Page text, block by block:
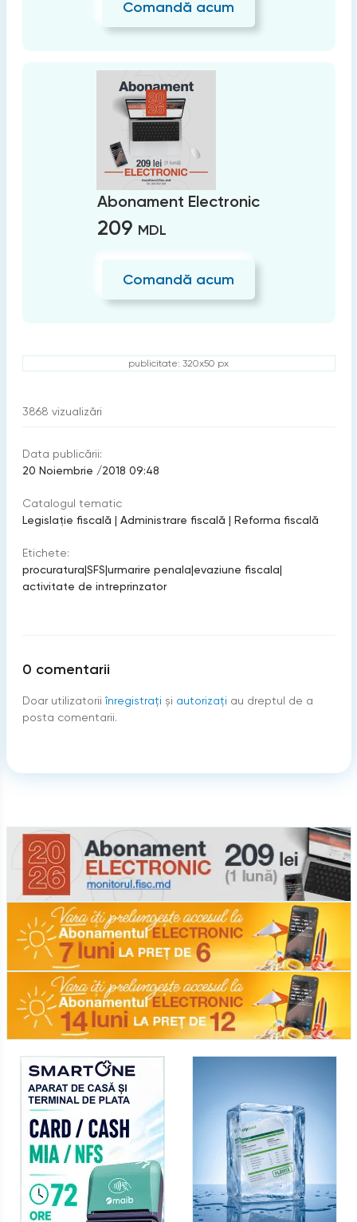
Comandă acum
Abonament Electronic
209 MDL
Comandă acum
publicitate: 320x50 px
3868 vizualizări
Data publicării:
20 Noiembrie /2018 09:48
Catalogul tematic
Legislație fiscală | Administrare fiscală | Reforma fiscală
Etichete:
procuratura|SFS|urmarire penala|evaziune fiscala|
activitate de intreprinzator
0 comentarii
Doar utilizatorii înregistraţi şi autorizați au dreptul de a
posta comentarii.